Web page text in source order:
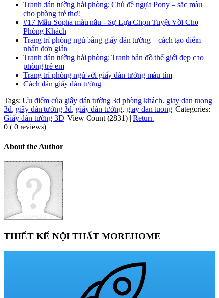
Tranh dán tường hải phòng: Chủ đề ngựa Pony – sắc màu
cho phòng trẻ thơ!
#17 Mẫu Sopha màu nâu - Sự Lựa Chọn Tuyệt Vời Cho
Phòng Khách
Trang trí phòng ngủ bằng giấy dán tường – cách tạo điểm
nhấn đơn giản
Tranh dán tường hải phòng: Tranh bản đồ thế giới đẹp cho
phòng trẻ em
Trang trí phòng ngủ với giấy dán tường màu tím
Cách dán giấy dán tường
Tags: Ưu điểm của giấy dán tường 3d phòng khách. giay dan tuong
3d, giấy dán tường 3d, giấy dán tường, giay dan tuong| Categories:
Giấy dán tường 3D| View Count (2831) | Return
0 ( 0 reviews)
About the Author
THIẾT KẾ NỘI THẤT MOREHOME